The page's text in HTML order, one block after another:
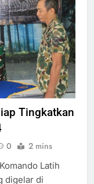
Tingkatkan
0 2 mins
Latih
digelar di